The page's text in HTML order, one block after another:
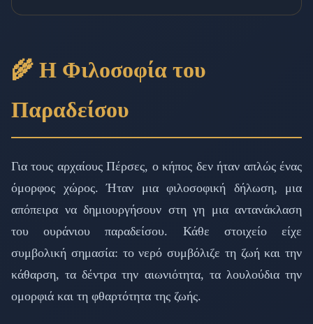
🌾 Η Φιλοσοφία του
Παραδείσου
Για τους αρχαίους Πέρσες, ο κήπος δεν ήταν απλώς ένας
όμορφος χώρος. Ήταν μια φιλοσοφική δήλωση, μια
απόπειρα να δημιουργήσουν στη γη μια αντανάκλαση
του ουράνιου παραδείσου. Κάθε στοιχείο είχε
συμβολική σημασία: το νερό συμβόλιζε τη ζωή και την
κάθαρση, τα δέντρα την αιωνιότητα, τα λουλούδια την
ομορφιά και τη φθαρτότητα της ζωής.